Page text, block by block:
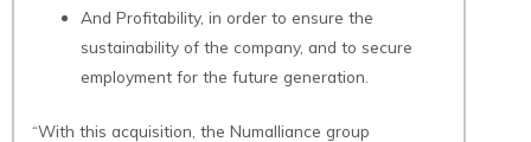
And Profitability, in order to ensure the
sustainability of the company, and to secure
employment for the future generation.
“With this acquisition, the Numalliance group